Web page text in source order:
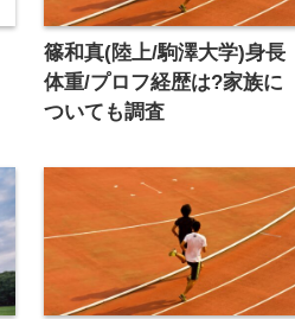
篠和真(陸上/駒澤大学)身長
体重/プロフ経歴は?家族に
ついても調査